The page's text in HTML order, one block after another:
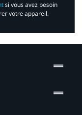
si vous avez besoin
votre appareil.​